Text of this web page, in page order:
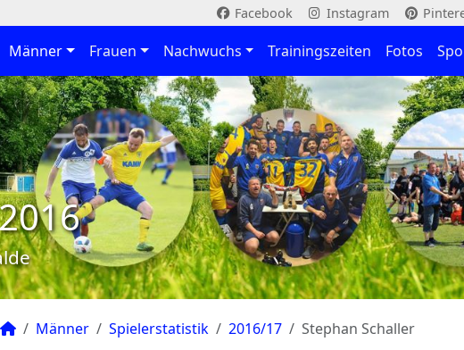
Facebook Instagram
Männer Frauen Nachwuchs Trainingszeiten Fotos
Männer Spielerstatistik 2016/17 Stephan Schaller